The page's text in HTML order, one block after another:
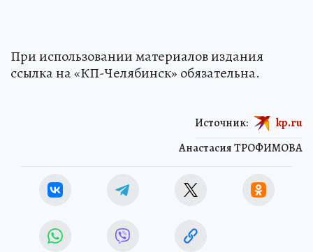
При использовании материалов издания
ссылка на «КП-Челябинск» обязательна.
Анастасия ТРОФИМОВА
Источник: kp.ru